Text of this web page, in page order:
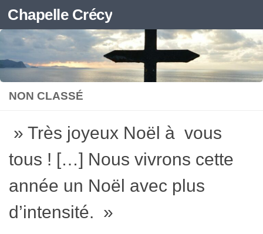
Skip to content
Chapelle Crécy
NON CLASSÉ
» Très joyeux Noël à vous
tous ! […] Nous vivrons cette
année un Noël avec plus
d’intensité. »